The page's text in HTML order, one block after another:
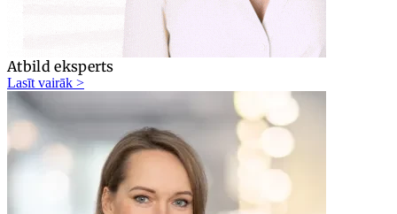
Atbild eksperts
Lasīt vairāk >